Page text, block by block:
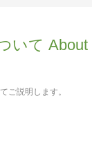
いて About
ご説明します。